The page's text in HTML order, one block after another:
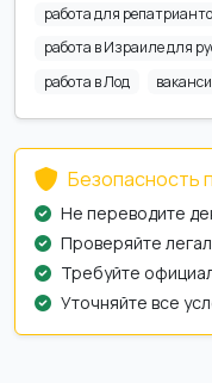
работа для
работа в Израиле для
работа в Лод
Безопасность
Не переводите
Проверяйте
Требуйте
Уточняйте все